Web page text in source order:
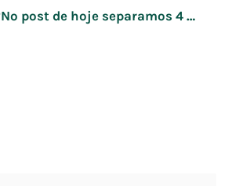
post de hoje separamos 4 …